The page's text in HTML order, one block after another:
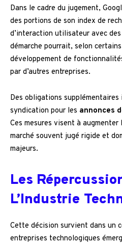
Dans le cadre du jugement,
des portions de son index de
d’interaction utilisateur avec
démarche pourrait, selon
développement de
par d’autres entreprises.
Des obligations supplémentaires
syndication pour les annonces
Ces mesures visent à augmenter
marché souvent jugé rigide et
majeurs.
Les
L’Industrie
Cette décision survient dans un
entreprises technologiques